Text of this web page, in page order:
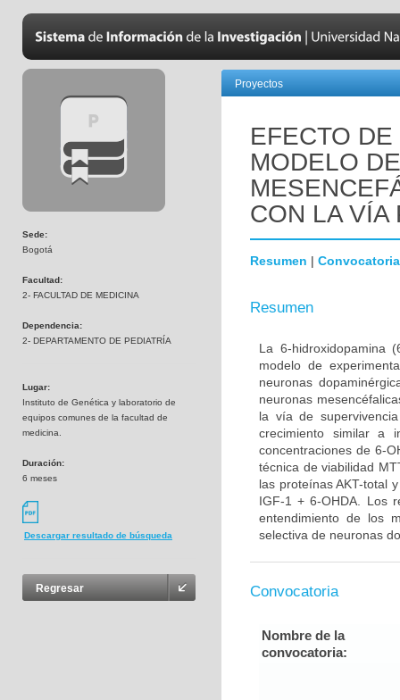
Sede:
Bogotá
Facultad:
2- FACULTAD DE MEDICINA
Dependencia:
2- DEPARTAMENTO DE PEDIATRÍA
Lugar:
Instituto de Genética y laboratorio de
equipos comunes de la facultad de
medicina.
Duración:
6 meses
Descargar resultado de búsqueda
Regresar
Proyectos
EFECTO
MODELO
CON LA VÍA
Resumen | Convocatoria
Resumen
La 6-hidroxidopamina
modelo de
neuronas
neuronas
la vía de
crecimiento similar a
concentraciones de 6-
técnica de viabilidad
las proteínas AKT-total
IGF-1 + 6-OHDA. Los
entendimiento de los
selectiva de neuronas
Convocatoria
Nombre de la
convocatoria: